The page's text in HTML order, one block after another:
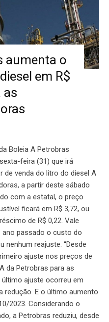
aumenta o
em R$
as
Boleia A Petrobras
feira (31) que irá
de venda do litro do diesel A
a partir deste sábado
com a estatal, o preço
ficará em R$ 3,72, ou
de R$ 0,22. Vale
ano passado o custo do
nenhum reajuste. “Desde
ajuste nos preços de
da Petrobras para as
último ajuste ocorreu em
redução. E o último aumento
2023. Considerando o
a Petrobras reduziu, desde